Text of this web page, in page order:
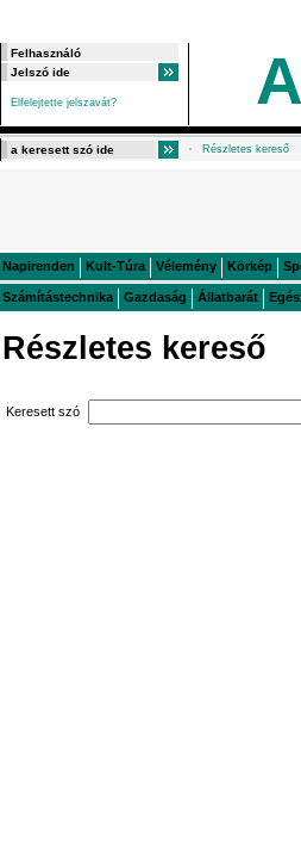
Elfelejtette jelszavát?
Részletes kereső
Napirenden Kult-Túra Vélemény Körkép
Számítástechnika Gazdaság Állatbarát
Részletes kereső
Keresett szó